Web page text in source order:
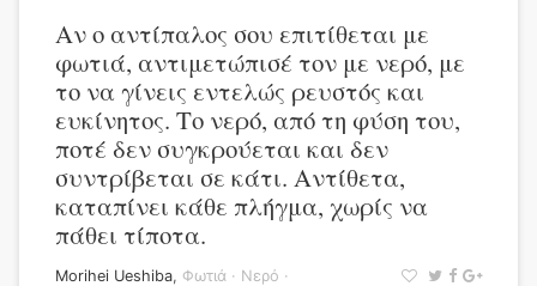
Αν ο αντίπαλος σου επιτίθεται με
φωτιά, αντιμετώπισέ τον με νερό, με
το να γίνεις εντελώς ρευστός και
ευκίνητος. Το νερό, από τη φύση του,
ποτέ δεν συγκρούεται και δεν
συντρίβεται σε κάτι. Αντίθετα,
καταπίνει κάθε πλήγμα, χωρίς να
πάθει τίποτα.
Morihei Ueshiba, Φωτιά · Νερό ·